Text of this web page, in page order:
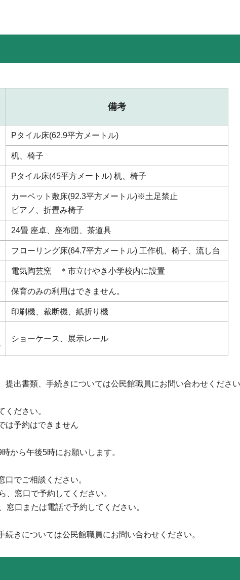
備考
Pタイル床(62.9平方メートル)
机、椅子
Pタイル床(45平方メートル) 机、椅子
カーペット敷床(92.3平方メートル)※土足禁止
ピアノ、折畳み椅子
24畳 座卓、座布団、茶道具
フローリング床(64.7平方メートル) 工作机、椅子、流し台
電気陶芸窯 ＊市立けやき小学校内に設置
保育のみの利用はできません。
印刷機、裁断機、紙折り機
ショーケース、展示レール
提出書類、手続きについては公民館職員にお問い合わせくださ
ださい。
は予約はできません
から午後5時にお願いします。
でご相談ください。
窓口で予約してください。
口または電話で予約してください。
きについては公民館職員にお問い合わせください。